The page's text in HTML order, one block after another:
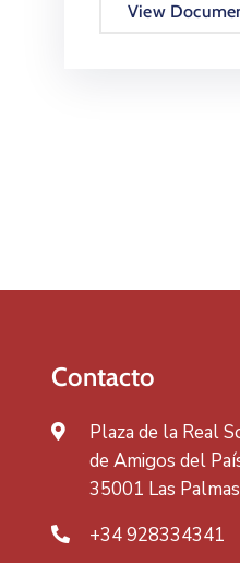
View
Contacto
Plaza de la Real
de Amigos del
35001 Las
+34 928334341